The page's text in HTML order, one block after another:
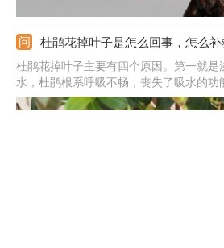
杜鹃花掉叶子是怎么回事，怎么补
杜鹃花掉叶子主要有四个原因。第一就是
水，杜鹃根系呼吸不畅，丧失了吸水的功
落。第二就是土壤干旱，杜鹃长期缺水
风不良，养护环境密闭，杜鹃就会掉叶